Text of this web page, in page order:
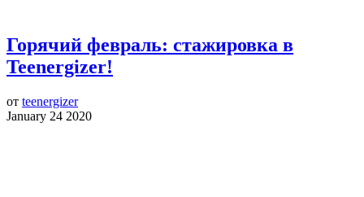
Горячий февраль: стажировка в
Teenergizer!
от teenergizer
January 24 2020